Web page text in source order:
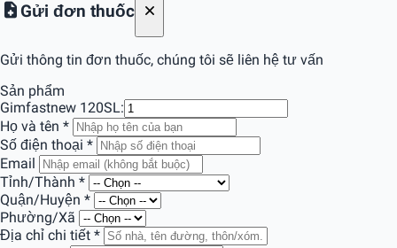
Gửi đơn thuốc
Gửi thông tin đơn thuốc, chúng tôi sẽ liên hệ tư vấn
Sản phẩm
Gimfastnew 120SL:
Họ và tên *
Số điện thoại *
Email
Tỉnh/Thành *
Quận/Huyện *
Phường/Xã
Địa chỉ chi tiết *